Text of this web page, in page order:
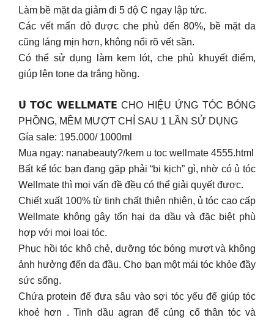
Làm bề mặt da giảm đi 5 độ C ngay lập tức.
Các vết mẩn đỏ được che phủ đến 80%, bề mặt da
cũng láng mịn hơn, không nổi rõ vết sần.
Có thể sử dụng làm kem lót, che phủ khuyết điểm,
giúp lên tone da trắng hồng.
𝗨̉ 𝗧𝗢́𝗖 𝗪𝗘𝗟𝗟𝗠𝗔𝗧𝗘 CHO HIỆU ỨNG TÓC BÓNG
PHỒNG, MỀM MƯỢT CHỈ SAU 1 LẦN SỬ DỤNG
Gía sale: 195.000/ 1000ml
Mua ngay: nanabeauty?/kem u toc wellmate 4555.html
Bất kể tóc bạn đang gặp phải “bi kịch” gì, nhờ có ủ tóc
Wellmate thì mọi vấn đề đều có thể giải quyết được.
Chiết xuất 100% từ tinh chất thiên nhiên, ủ tóc cao cấp
Wellmate không gây tổn hại da dầu và đặc biệt phù
hợp với mọi loại tóc.
Phục hồi tóc khô chẻ, dưỡng tóc bóng mượt và không
ảnh hưởng đến da đầu. Cho bạn một mái tóc khỏe đầy
sức sống.
Chứa protein để đưa sâu vào sợi tóc yếu để giúp tóc
khoẻ hơn . Tinh dầu agran để củng cố thân tóc và